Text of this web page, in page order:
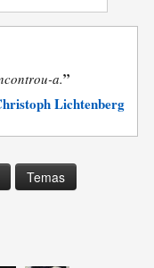
a.”
Lichtenberg
Temas